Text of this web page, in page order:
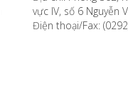
vực IV, số 6 Nguyễn
Điện thoại/Fax: